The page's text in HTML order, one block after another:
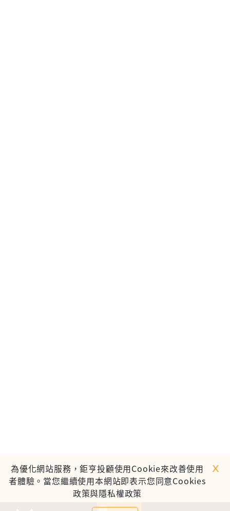
0
為優化網站服務，鉅亨投顧使用Cookie來改善使用
者體驗。當您繼續使用本網站即表示您同意Cookies
政策與隱私權政策
ｘ